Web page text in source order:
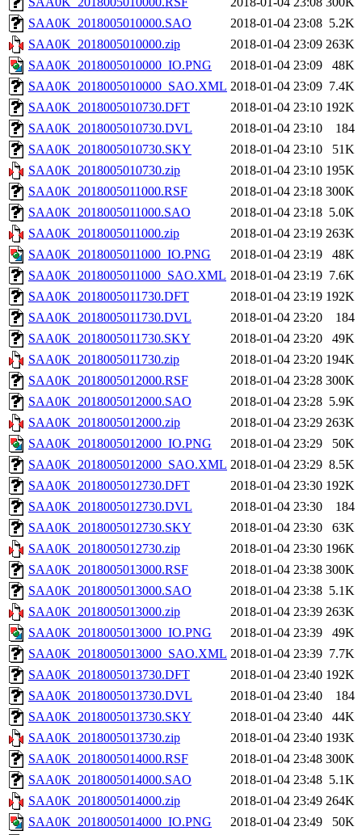
SAA0K_2018005010000.SAO
2018-01-04 23:08 5.2K
SAA0K_2018005010000.zip
2018-01-04 23:09 263K
SAA0K_2018005010000_IO.PNG
2018-01-04 23:09
48K
SAA0K_2018005010000_SAO.XML 2018-01-04 23:09 7.4K
SAA0K_2018005010730.DFT
2018-01-04 23:10 192K
SAA0K_2018005010730.DVL
2018-01-04 23:10
184
SAA0K_2018005010730.SKY
2018-01-04 23:10
51K
SAA0K_2018005010730.zip
2018-01-04 23:10 195K
SAA0K_2018005011000.RSF
2018-01-04 23:18 300K
SAA0K_2018005011000.SAO
2018-01-04 23:18 5.0K
SAA0K_2018005011000.zip
2018-01-04 23:19 263K
SAA0K_2018005011000_IO.PNG
2018-01-04 23:19
48K
SAA0K_2018005011000_SAO.XML 2018-01-04 23:19 7.6K
SAA0K_2018005011730.DFT
2018-01-04 23:19 192K
SAA0K_2018005011730.DVL
2018-01-04 23:20
184
SAA0K_2018005011730.SKY
2018-01-04 23:20
49K
SAA0K_2018005011730.zip
2018-01-04 23:20 194K
SAA0K_2018005012000.RSF
2018-01-04 23:28 300K
SAA0K_2018005012000.SAO
2018-01-04 23:28 5.9K
SAA0K_2018005012000.zip
2018-01-04 23:29 263K
SAA0K_2018005012000_IO.PNG
2018-01-04 23:29
50K
SAA0K_2018005012000_SAO.XML 2018-01-04 23:29 8.5K
SAA0K_2018005012730.DFT
2018-01-04 23:30 192K
SAA0K_2018005012730.DVL
2018-01-04 23:30
184
SAA0K_2018005012730.SKY
2018-01-04 23:30
63K
SAA0K_2018005012730.zip
2018-01-04 23:30 196K
SAA0K_2018005013000.RSF
2018-01-04 23:38 300K
SAA0K_2018005013000.SAO
2018-01-04 23:38 5.1K
SAA0K_2018005013000.zip
2018-01-04 23:39 263K
SAA0K_2018005013000_IO.PNG
2018-01-04 23:39
49K
SAA0K_2018005013000_SAO.XML 2018-01-04 23:39 7.7K
SAA0K_2018005013730.DFT
2018-01-04 23:40 192K
SAA0K_2018005013730.DVL
2018-01-04 23:40
184
SAA0K_2018005013730.SKY
2018-01-04 23:40
44K
SAA0K_2018005013730.zip
2018-01-04 23:40 193K
SAA0K_2018005014000.RSF
2018-01-04 23:48 300K
SAA0K_2018005014000.SAO
2018-01-04 23:48 5.1K
SAA0K_2018005014000.zip
2018-01-04 23:49 264K
SAA0K_2018005014000_IO.PNG
2018-01-04 23:49
50K